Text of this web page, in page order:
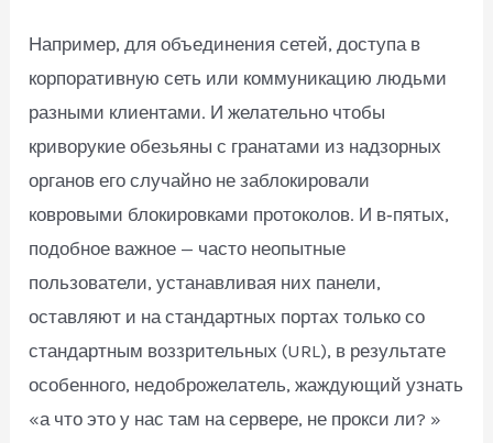
Например, для объединения сетей, доступа в
корпоративную сеть или коммуникацию людьми
разными клиентами. И желательно чтобы
криворукие обезьяны с гранатами из надзорных
органов его случайно не заблокировали
ковровыми блокировками протоколов. И в‑пятых,
подобное важное — часто неопытные
пользователи, устанавливая них панели,
оставляют и на стандартных портах только со
стандартным воззрительных (URL), в результате
особенного, недоброжелатель, жаждующий узнать
«а что это у нас там на сервере, не прокси ли? »